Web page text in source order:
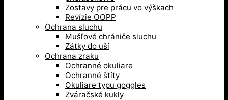
Zostavy pre prácu vo výškach
Revízie OOPP
Ochrana sluchu
Mušľové chrániče sluchu
Zátky do uší
Ochrana zraku
Ochranné okuliare
Ochranné štíty
Okuliare typu goggles
Zváračské kukly